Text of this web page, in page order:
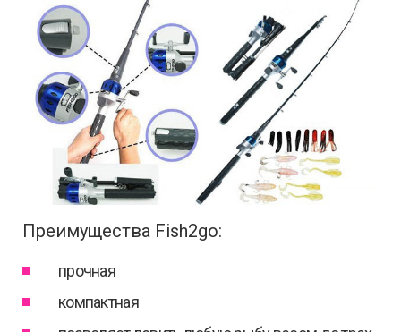
Преимущества Fish2go:
прочная
компактная